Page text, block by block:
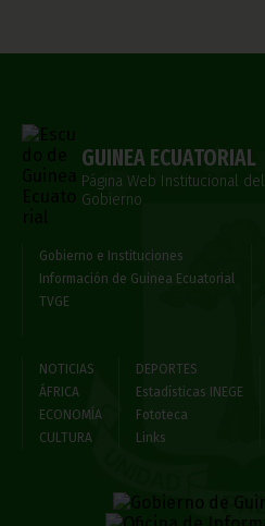
GUINEA ECUATORIAL
Página Web Institucional del
Gobierno
Gobierno e Instituciones
Información de Guinea Ecuatorial
TVGE
NOTICIAS
ÁFRICA
ECONOMÍA
CULTURA
DEPORTES
Estadísticas INEGE
Fototeca
Links